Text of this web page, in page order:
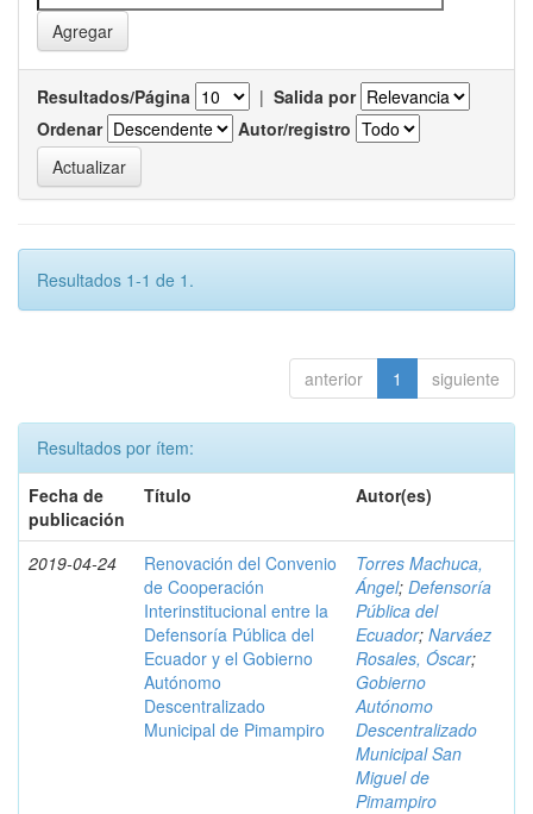
Resultados/Página | Salida por
Ordenar
Autor/registro
Resultados 1-1 de 1.
anterior 1 siguiente
Resultados por ítem:
Fecha de
publicación
Título Autor(es)
2019-04-24
Renovación del Convenio
de Cooperación
Interinstitucional entre la
Defensoría Pública del
Ecuador y el Gobierno
Autónomo
Descentralizado
Municipal de Pimampiro
Torres Machuca,
Ángel; Defensoría
Pública del
Ecuador; Narváez
Rosales, Óscar;
Gobierno
Autónomo
Descentralizado
Municipal San
Miguel de
Pimampiro